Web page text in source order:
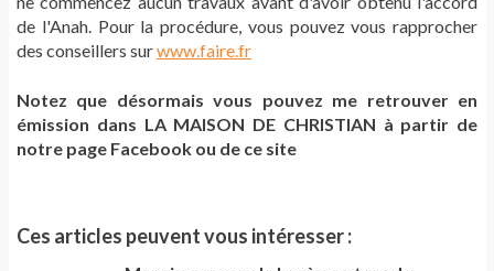
de l'Anah. Pour la procédure, vous pouvez vous rapprocher
des conseillers surwww.faire.fr
Notez que désormais vous pouvez me retrouver en
émission dans LA MAISON DE CHRISTIAN à partir de
notre page Facebook ou de ce site
Ces articles peuvent vous intéresser :